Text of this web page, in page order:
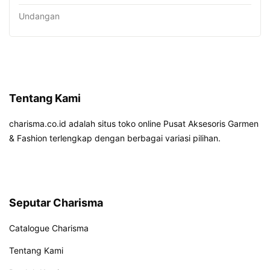
Undangan
Tentang Kami
charisma.co.id adalah situs toko online Pusat Aksesoris Garmen
& Fashion terlengkap dengan berbagai variasi pilihan.
Seputar Charisma
Catalogue Charisma
Tentang Kami